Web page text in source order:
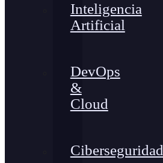
Inteligencia
Artificial
DevOps
&
Cloud
Ciberseguridad